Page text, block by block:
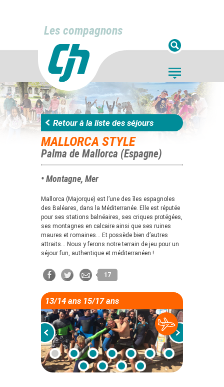
Les compagnons
Retour à la liste des séjours
MALLORCA STYLE
Palma de Mallorca (Espagne)
• Montagne, Mer
Mallorca (Majorque) est l’une des îles espagnoles
des Baléares, dans la Méditerranée. Elle est réputée
pour ses stations balnéaires, ses criques protégées,
ses montagnes en calcaire ainsi que ses ruines
maures et romaines… Et possède bien d’autres
attraits… Nous y ferons notre terrain de jeu pour un
séjour fun, authentique et méditerranéen !
17
13/14 ans 15/17 ans